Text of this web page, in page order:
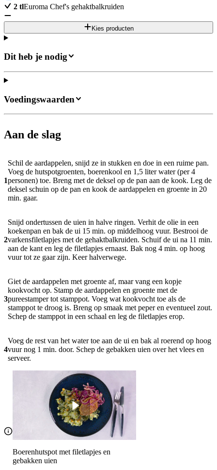
2 tlEuroma Chef's gehaktbalkruiden
Kies producten
Dit heb je nodig
Aan de slag
1
Schil de aardappelen, snijd ze in stukken en doe in een ruime pan.
Voeg de hutspotgroenten, boerenkool en 1,5 liter water (per 4
personen) toe. Breng met de deksel op de pan aan de kook. Leg de
deksel schuin op de pan en kook de aardappelen en groente in 20
min. gaar.
2
Snijd ondertussen de uien in halve ringen. Verhit de olie in een
koekenpan en bak de ui 15 min. op middelhoog vuur. Bestrooi de
varkensfiletlapjes met de gehaktbalkruiden. Schuif de ui na 11 min.
aan de kant en leg de filetlapjes ernaast. Bak nog 4 min. op hoog
vuur tot ze gaar zijn. Keer halverwege.
3
Giet de aardappelen met groente af, maar vang een kopje
kookvocht op. Stamp de aardappelen en groente met de
pureestamper tot stamppot. Voeg wat kookvocht toe als de
stamppot te droog is. Breng op smaak met peper en eventueel zout.
Schep de stamppot in een schaal en leg de filetlapjes erop.
4
Voeg de rest van het water toe aan de ui en bak al roerend op hoog
vuur nog 1 min. door. Schep de gebakken uien over het vlees en
serveer.
Boerenhutspot met filetlapjes en
gebakken uien
Voedingswaarden